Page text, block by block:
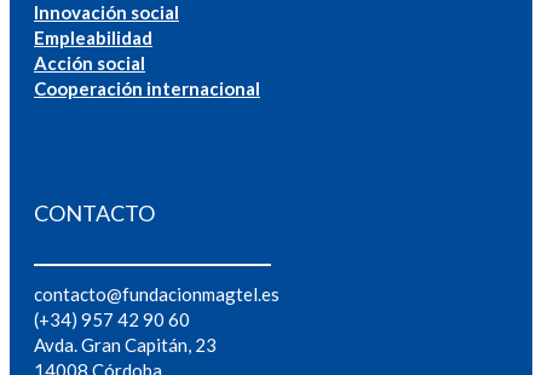
Innovación social
Empleabilidad
Acción social
Cooperación internacional
CONTACTO
contacto@fundacionmagtel.es
(+34) 957 42 90 60
Avda. Gran Capitán, 23
14008 Córdoba